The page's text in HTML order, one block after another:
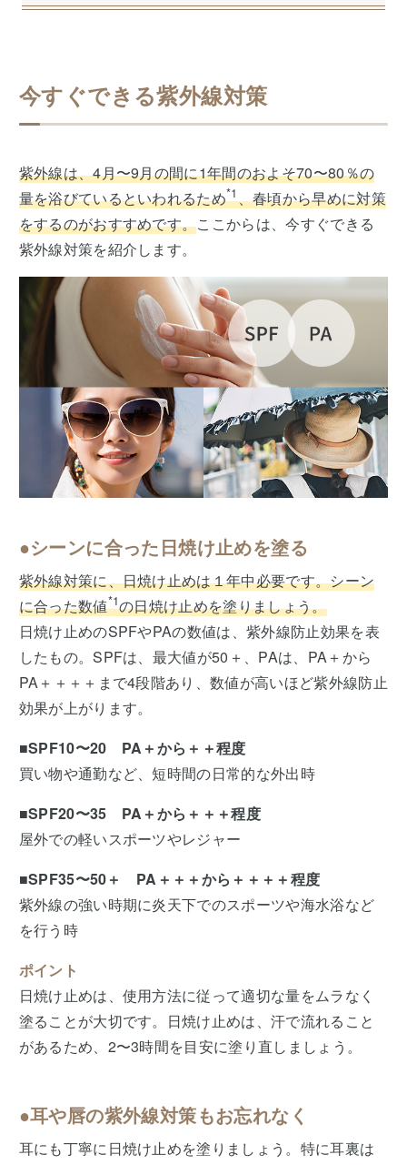
今すぐできる紫外線対策
紫外線は、4月〜9月の間に1年間のおよそ70〜80％の
量を浴びているといわれるため*1、春頃から早めに対策
をするのがおすすめです。ここからは、今すぐできる
紫外線対策を紹介します。
●シーンに合った日焼け止めを塗る
紫外線対策に、日焼け止めは１年中必要です。シーン
に合った数値*1の日焼け止めを塗りましょう。
日焼け止めのSPFやPAの数値は、紫外線防止効果を表
したもの。SPFは、最大値が50＋、PAは、PA＋から
PA＋＋＋＋まで4段階あり、数値が高いほど紫外線防止
効果が上がります。
■SPF10〜20 PA＋から＋＋程度
買い物や通勤など、短時間の日常的な外出時
■SPF20〜35 PA＋から＋＋＋程度
屋外での軽いスポーツやレジャー
■SPF35〜50＋ PA＋＋＋から＋＋＋＋程度
紫外線の強い時期に炎天下でのスポーツや海水浴など
を行う時
ポイント
日焼け止めは、使用方法に従って適切な量をムラなく
塗ることが大切です。日焼け止めは、汗で流れること
があるため、2〜3時間を目安に塗り直しましょう。
●︎耳や唇の紫外線対策もお忘れなく
耳にも丁寧に日焼け止めを塗りましょう。特に耳裏は